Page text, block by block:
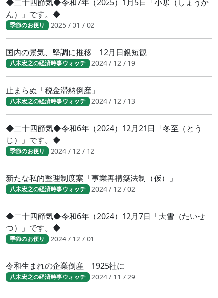
◆二十四節気◆令和7年（2025）1月5日「小寒（しょうか
ん）」です。◆
季節のお便り 2025 / 01 / 02
国内の景気、堅調に推移 12月日銀短観
八木宏之の経済時事ウォッチ 2024 / 12 / 19
止まらぬ「税金滞納倒産」
八木宏之の経済時事ウォッチ 2024 / 12 / 13
◆二十四節気◆令和6年（2024）12月21日「冬至（とう
じ）」です。◆
季節のお便り 2024 / 12 / 12
新たな私的整理制度案「事業再構築法制（仮）」
八木宏之の経済時事ウォッチ 2024 / 12 / 02
◆二十四節気◆令和6年（2024）12月7日「大雪（たいせ
つ）」です。◆
季節のお便り 2024 / 12 / 01
令和生まれの企業倒産 1925社に
八木宏之の経済時事ウォッチ 2024 / 11 / 29